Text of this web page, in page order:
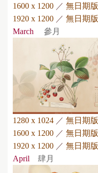
1600 x 1200 ／ 無日期版
1920 x 1200 ／ 無日期版
March
參月
1280 x 1024 ／ 無日期版
1600 x 1200 ／ 無日期版
1920 x 1200 ／ 無日期版
April 肆月